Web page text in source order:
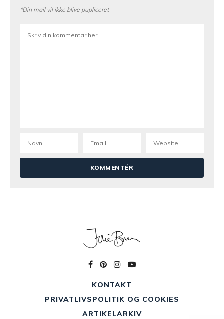
*Din mail vil ikke blive pupliceret
KONTAKT
PRIVATLIVSPOLITIK OG COOKIES
ARTIKELARKIV